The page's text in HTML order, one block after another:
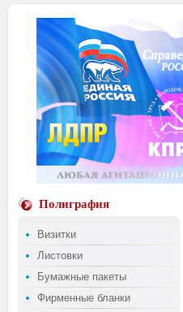
Полиграфия
Визитки
Листовки
Бумажные пакеты
Фирменные бланки